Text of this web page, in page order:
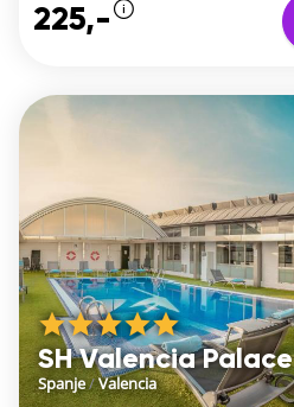
225,-
SH Valencia Palace
Spanje/Valencia